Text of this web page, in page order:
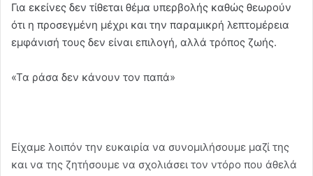
Για εκείνες δεν τίθεται θέμα υπερβολής καθώς θεωρούν
ότι η προσεγμένη μέχρι και την παραμικρή λεπτομέρεια
εμφάνισή τους δεν είναι επιλογή, αλλά τρόπος ζωής.
«Τα ράσα δεν κάνουν τον παπά»
Είχαμε λοιπόν την ευκαιρία να συνομιλήσουμε μαζί της
και να της ζητήσουμε να σχολιάσει τον ντόρο που άθελά